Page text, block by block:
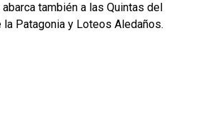
también a las Quintas del
la Patagonia y Loteos Aledaños.